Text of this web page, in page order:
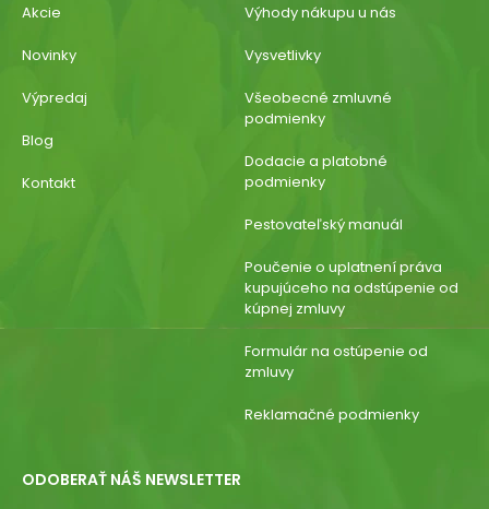
Akcie
Novinky
Výpredaj
Blog
Kontakt
Výhody nákupu u nás
Vysvetlivky
Všeobecné zmluvné
podmienky
Dodacie a platobné
podmienky
Pestovateľský manuál
Poučenie o uplatnení práva
kupujúceho na odstúpenie od
kúpnej zmluvy
Formulár na ostúpenie od
zmluvy
Reklamačné podmienky
ODOBERAŤ NÁŠ NEWSLETTER